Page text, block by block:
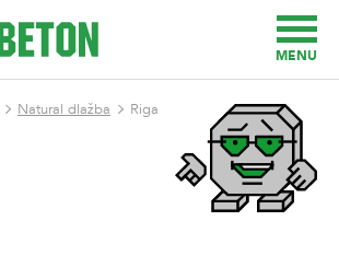
MENU
Natural dlažba Riga